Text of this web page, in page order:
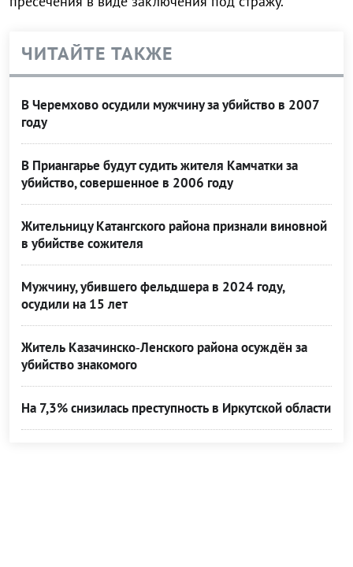
ЧИТАЙТЕ ТАКЖЕ
В Черемхово осудили мужчину за убийство в 2007
году
В Приангарье будут судить жителя Камчатки за
убийство, совершенное в 2006 году
Жительницу Катангского района признали виновной
в убийстве сожителя
Мужчину, убившего фельдшера в 2024 году,
осудили на 15 лет
Житель Казачинско‑Ленского района осуждён за
убийство знакомого
На 7,3% снизилась преступность в Иркутской области